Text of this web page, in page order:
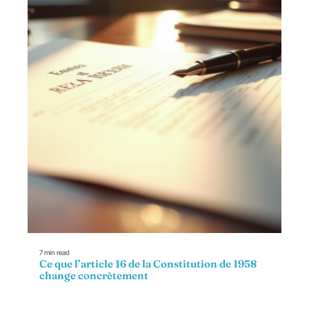
7 min read
Ce que l’article 16 de la Constitution de 1958
change concrètement